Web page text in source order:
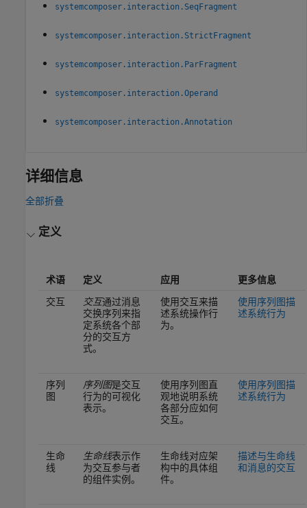
systemcomposer.interaction.SeqFragment
systemcomposer.interaction.StrictFragment
systemcomposer.interaction.ParFragment
systemcomposer.interaction.Operand
systemcomposer.interaction.Annotation
详细信息
全部折叠
定义
术语 定义 应用
更多信息
交互
交互通过消息
交换序列来指
定系统各个部
分的交互方
式。
使用交互来描
述系统操作行
为。
使用序列图描
述系统行为
序列
图
序列图是交互
行为的可视化
表示。
使用序列图直
观地说明系统
各部分应如何
交互。
使用序列图描
述系统行为
生命
线
生命线表示作
为交互参与者
的组件实例。
生命线对应架
构中的具体组
件。
描述与生命线
和消息的交互